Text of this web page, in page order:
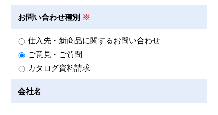
お問い合わせ種別
仕入先・新商品に関するお問い合わせ
ご意見・ご質問
カタログ資料請求
会社名